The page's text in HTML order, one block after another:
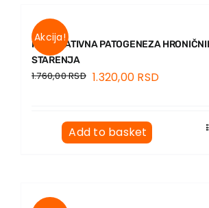
Akcija!
INTEGRATIVNA PATOGENEZA
STARENJA
1.760,00RSD 1.320,00 RSD
Add to basket